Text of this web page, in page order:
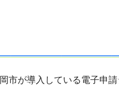
市が導入している電子申